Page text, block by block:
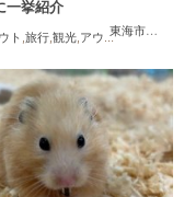
市 美浜町 東海市
,大府
一挙紹介
ト ,旅行,観光,アウトドア , まちネ